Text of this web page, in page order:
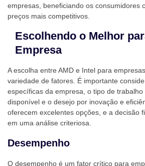
empresas, beneficiando os consumidores
preços mais competitivos.
Escolhendo o Melhor
Empresa
A escolha entre AMD e Intel para
variedade de fatores. É importante
específicas da empresa, o tipo de
disponível e o desejo por inovação e
oferecem excelentes opções, e a decisão
em uma análise criteriosa.
Desempenho
O desempenho é um fator crítico para